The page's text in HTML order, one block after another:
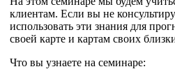
клиентам. Если вы не
использовать эти знания для
своей карте и картам своих
Что вы узнаете на семинаре: